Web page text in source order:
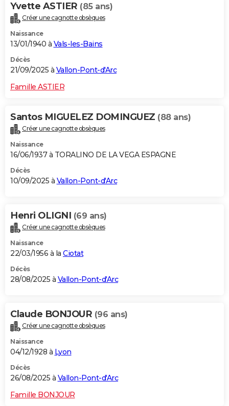
Yvette ASTIER (85 ans)
Créer une cagnotte obsèques
Naissance
13/01/1940 à Vals-les-Bains
Décès
21/09/2025 à Vallon-Pont-d'Arc
Famille ASTIER
Santos MIGUELEZ DOMINGUEZ (88 ans)
Créer une cagnotte obsèques
Naissance
16/06/1937 à TORALINO DE LA VEGA ESPAGNE
Décès
10/09/2025 à Vallon-Pont-d'Arc
Henri OLIGNI (69 ans)
Créer une cagnotte obsèques
Naissance
22/03/1956 à la Ciotat
Décès
28/08/2025 à Vallon-Pont-d'Arc
Claude BONJOUR (96 ans)
Créer une cagnotte obsèques
Naissance
04/12/1928 à Lyon
Décès
26/08/2025 à Vallon-Pont-d'Arc
Famille BONJOUR